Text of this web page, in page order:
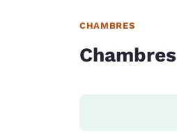
CHAMBRES